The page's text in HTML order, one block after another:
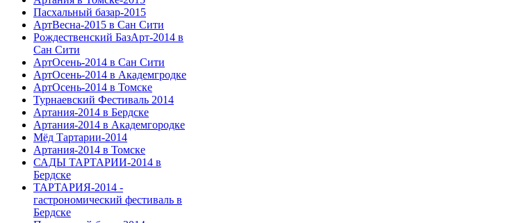
Пасхальный базар-2015
АртВесна-2015 в Сан Сити
Рождественский БазАрт-2014 в
Сан Сити
АртОсень-2014 в Сан Сити
АртОсень-2014 в Академгродке
АртОсень-2014 в Томске
Турнаевский Фестиваль 2014
Артания-2014 в Бердске
Артания-2014 в Академгородке
Мёд Тартарии-2014
Артания-2014 в Томске
САДЫ ТАРТАРИИ-2014 в
Бердске
ТАРТАРИЯ-2014 -
гастрономический фестиваль в
Бердске